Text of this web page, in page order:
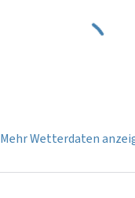
Mehr Wetterdaten